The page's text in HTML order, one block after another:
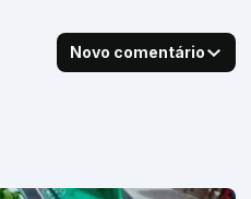
Novo comentário